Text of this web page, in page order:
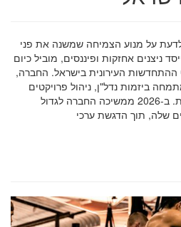
מה חובה לדעת על מנוע הצמיחה שמשנה את פני
ניצנים אחזקות ופיננסים, מוביל כיום
ההתחדשות העירונית בישראל. החברה,
ביזמות נדל"ן, ניהול פרויקטים
מגורים ומימון עסקאות מורכבות. ב-2026 ממשיכה החברה לגדול